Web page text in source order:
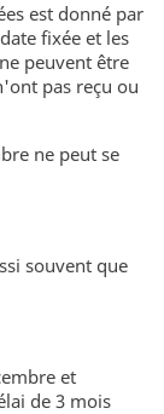
est donné par
fixée et les
peuvent être
pas reçu ou
ne peut se
souvent que
et
de 3 mois